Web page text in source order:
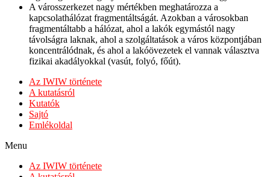
A városszerkezet nagy mértékben meghatározza a
kapcsolathálózat fragmentáltságát. Azokban a városokban
fragmentáltabb a hálózat, ahol a lakók egymástól nagy
távolságra laknak, ahol a szolgáltatások a város központjában
koncentrálódnak, és ahol a lakóövezetek el vannak választva
fizikai akadályokkal (vasút, folyó, főút).
Az IWIW története
A kutatásról
Kutatók
Sajtó
Emlékoldal
Menu
Az IWIW története